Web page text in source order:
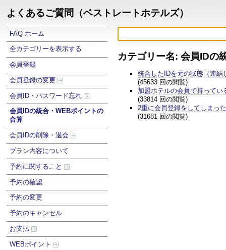
よくあるご質問（ベストレートホテルズ）
FAQ ホーム
全カテゴリーを表示する
会員登録
会員登録の変更
会員ID・パスワード忘れ
会員IDの統合・WEBポイントの
合算
会員IDの削除・退会
プラン内容について
予約に関すること
予約の確認
予約の変更
予約のキャンセル
お支払
WEBポイント
カテゴリー名: 会員IDの
統合したIDを元の状態（連結
(45633 回の閲覧)
加盟ホテルの会員で持って
(33814 回の閲覧)
2重に会員登録をしてしまっ
(31681 回の閲覧)